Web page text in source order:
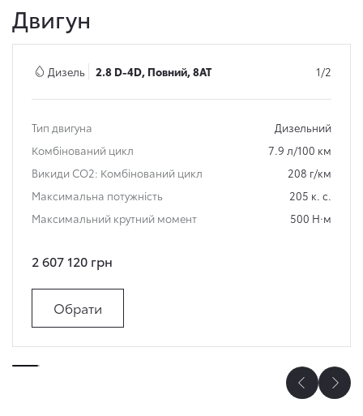
Двигун
Дизель 2.8 D-4D, Повний, 8AT 1/2
Тип двигуна
Дизельний
Комбінований цикл
7.9 л/100 км
Викиди СО2: Комбінований цикл
208 г/км
Максимальна потужність
205 к. с.
Максимальний крутний момент
500 Н·м
2 607 120 грн
Обрати